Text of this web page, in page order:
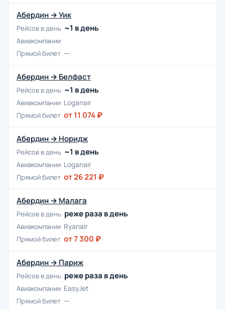
Абердин → Уик
Рейсов в день ~1 в день
Авиакомпании
Прямой билет —
Абердин → Белфаст
Рейсов в день ~1 в день
Авиакомпании Loganair
Прямой билет от 11 074 ₽
Абердин → Норидж
Рейсов в день ~1 в день
Авиакомпании Loganair
Прямой билет от 26 221 ₽
Абердин → Малага
Рейсов в день реже раза в день
Авиакомпании Ryanair
Прямой билет от 7 300 ₽
Абердин → Париж
Рейсов в день реже раза в день
Авиакомпании EasyJet
Прямой билет —